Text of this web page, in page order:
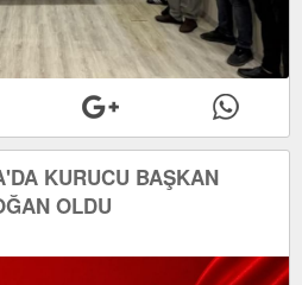
KURUCU BAŞKAN
OLDU